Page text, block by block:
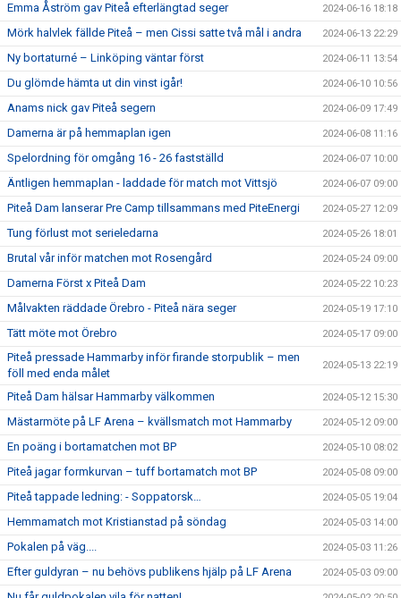
Emma Åström gav Piteå efterlängtad seger 2024-06-16 18:18
Mörk halvlek fällde Piteå – men Cissi satte två mål i andra 2024-06-13 22:29
Ny bortaturné – Linköping väntar först 2024-06-11 13:54
Du glömde hämta ut din vinst igår! 2024-06-10 10:56
Anams nick gav Piteå segern 2024-06-09 17:49
Damerna är på hemmaplan igen 2024-06-08 11:16
Spelordning för omgång 16 - 26 fastställd 2024-06-07 10:00
Äntligen hemmaplan - laddade för match mot Vittsjö 2024-06-07 09:00
Piteå Dam lanserar Pre Camp tillsammans med PiteEnergi 2024-05-27 12:09
Tung förlust mot serieledarna 2024-05-26 18:01
Brutal vår inför matchen mot Rosengård 2024-05-24 09:00
Damerna Först x Piteå Dam 2024-05-22 10:23
Målvakten räddade Örebro - Piteå nära seger 2024-05-19 17:10
Tätt möte mot Örebro 2024-05-17 09:00
Piteå pressade Hammarby inför firande storpublik – men
föll med enda målet
2024-05-13 22:19
Piteå Dam hälsar Hammarby välkommen 2024-05-12 15:30
Mästarmöte på LF Arena – kvällsmatch mot Hammarby 2024-05-12 09:00
En poäng i bortamatchen mot BP 2024-05-10 08:02
Piteå jagar formkurvan – tuff bortamatch mot BP 2024-05-08 09:00
Piteå tappade ledning: - Soppatorsk… 2024-05-05 19:04
Hemmamatch mot Kristianstad på söndag 2024-05-03 14:00
Pokalen på väg.... 2024-05-03 11:26
Efter guldyran – nu behövs publikens hjälp på LF Arena 2024-05-03 09:00